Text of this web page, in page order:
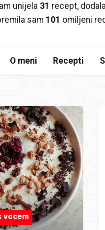
unijela 31 recept, dodala
sam 101 omiljeni
O meni Recepti
vocem